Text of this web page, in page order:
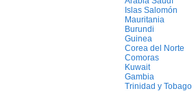
Islas Salomón
Mauritania
Burundi
Guinea
Corea del Norte
Comoras
Kuwait
Gambia
Trinidad y Tobago